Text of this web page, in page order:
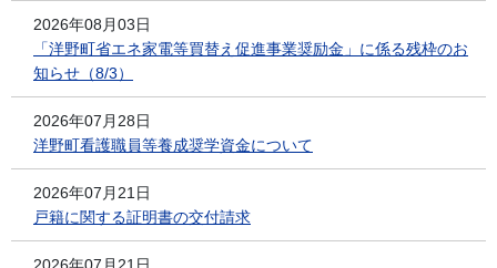
2026年08月03日
「洋野町省エネ家電等買替え促進事業奨励金」に係る残枠のお
知らせ（8/3）
2026年07月28日
洋野町看護職員等養成奨学資金について
2026年07月21日
戸籍に関する証明書の交付請求